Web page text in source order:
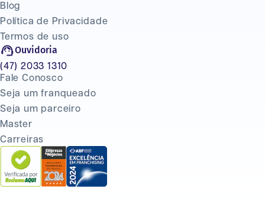
Blog
Política de Privacidade
Termos de uso
Ouvidoria
(47) 2033 1310
Fale Conosco
Seja um franqueado
Seja um parceiro
Master
Carreiras